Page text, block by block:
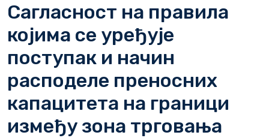
Сагласност на правила
којима се уређује
поступак и начин
расподеле преносних
капацитета на граници
између зона трговања